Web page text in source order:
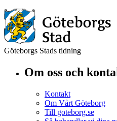
Göteborgs Stads tidning
Om oss och
Kontakt
Om Vårt Göteborg
Till goteborg.se